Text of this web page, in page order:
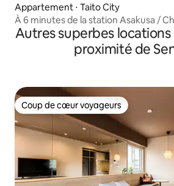
Appartement ⋅ Taito City
À 6 minutes de la station Asakusa /
spacieuse / Parking gratuit
Autres superbes locations
proximité de
Coup de cœur voyageurs
Coup de cœur voyageurs